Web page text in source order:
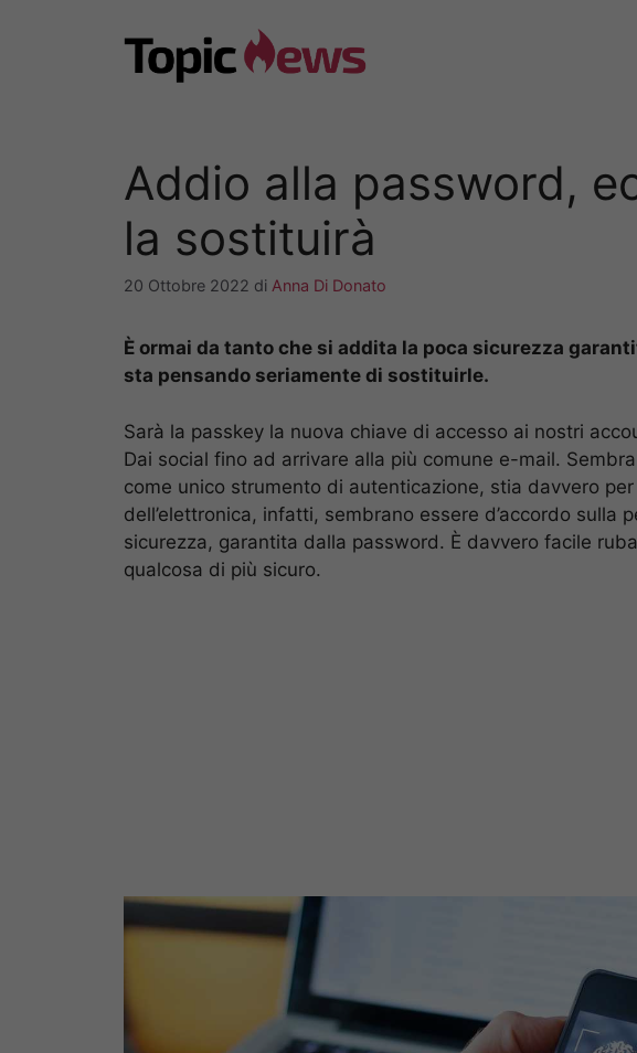
Addio alla password,
la sostituirà
20 Ottobre 2022 di Anna Di Donato
È ormai da tanto che si addita la poca sicurezza
sta pensando seriamente di sostituirle.
Sarà la passkey la nuova chiave di accesso ai nostri
Dai social fino ad arrivare alla più comune e-mail.
come unico strumento di autenticazione, stia davvero
dell’elettronica, infatti, sembrano essere d’accordo sulla
sicurezza, garantita dalla password. È davvero facile
qualcosa di più sicuro.